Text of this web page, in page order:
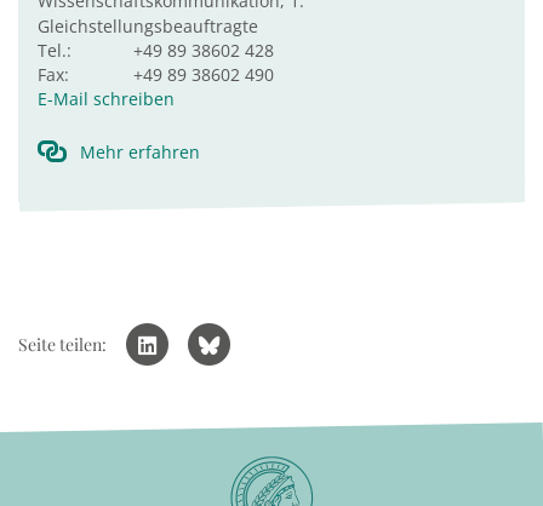
Gleichstellungsbeauftragte
Tel.:
+49 89 38602 428
Fax:
+49 89 38602 490
E-Mail schreiben
Mehr erfahren
Seite teilen: